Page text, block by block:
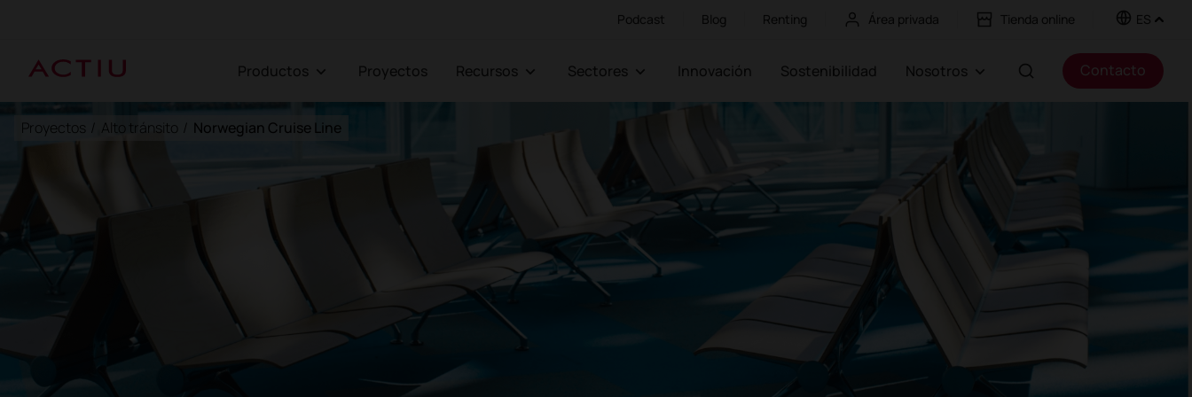
Podcast Blog Renting Área privada Tienda online ES
Productos Proyectos Recursos Sectores Innovación Sostenibilidad Nosotros Contacto
Proyectos / Alto tránsito / Norwegian Cruise Line